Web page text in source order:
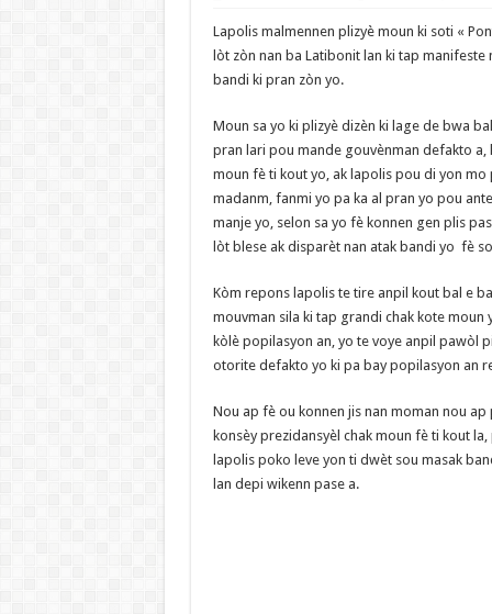
‎Lapolis malmennen plizyè moun ki soti «
lòt zòn nan ba Latibonit lan ki tap manifeste
bandi ki pran zòn yo.
‎Moun sa yo ki plizyè dizèn ki lage de bwa
pran lari pou mande gouvènman defakto a,
moun fè ti kout yo, ak lapolis pou di yon
madanm, fanmi yo pa ka al pran yo pou
manje yo, selon sa yo fè konnen gen plis
lòt blese ak disparèt nan atak bandi yo fè
Kòm repons lapolis te tire anpil kout bal e
mouvman sila ki tap grandi chak kote moun
kòlè popilasyon an, yo te voye anpil pawòl
otorite defakto yo ki pa bay popilasyon an
Nou ap fè ou konnen jis nan moman nou ap
konsèy prezidansyèl chak moun fè ti kout
lapolis poko leve yon ti dwèt sou masak
lan depi wikenn pase a.